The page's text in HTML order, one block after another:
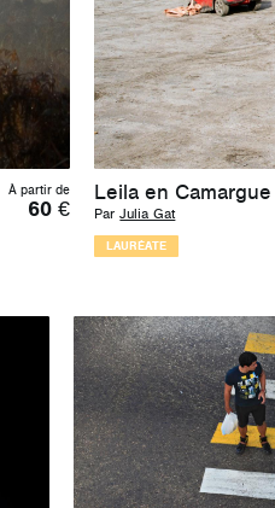
À partir de
60€
Leila en Camargue
Par Julia Gat
LAURÉATE